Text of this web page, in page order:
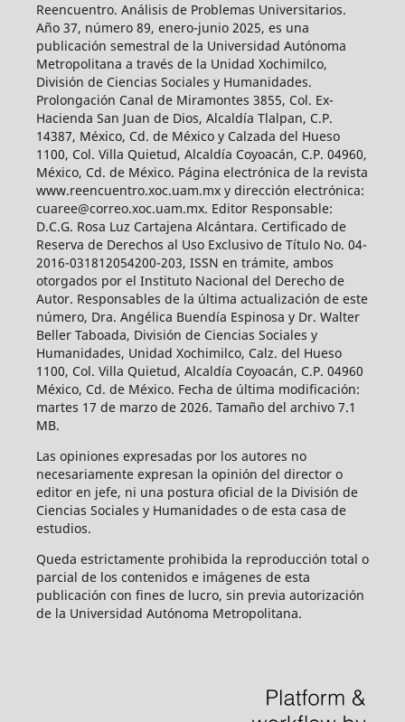
Reencuentro. Análisis de Problemas Universitarios.
Año 37, número 89, enero-junio 2025, es una
publicación semestral de la Universidad Autónoma
Metropolitana a través de la Unidad Xochimilco,
División de Ciencias Sociales y Humanidades.
Prolongación Canal de Miramontes 3855, Col. Ex-
Hacienda San Juan de Dios, Alcaldía Tlalpan, C.P.
14387, México, Cd. de México y Calzada del Hueso
1100, Col. Villa Quietud, Alcaldía Coyoacán, C.P. 04960,
México, Cd. de México. Página electrónica de la revista
www.reencuentro.xoc.uam.mx y dirección electrónica:
cuaree@correo.xoc.uam.mx. Editor Responsable:
D.C.G. Rosa Luz Cartajena Alcántara. Certificado de
Reserva de Derechos al Uso Exclusivo de Título No. 04-
2016-031812054200-203, ISSN en trámite, ambos
otorgados por el Instituto Nacional del Derecho de
Autor. Responsables de la última actualización de este
número, Dra. Angélica Buendía Espinosa y Dr. Walter
Beller Taboada, División de Ciencias Sociales y
Humanidades, Unidad Xochimilco, Calz. del Hueso
1100, Col. Villa Quietud, Alcaldía Coyoacán, C.P. 04960
México, Cd. de México. Fecha de última modificación:
martes 17 de marzo de 2026. Tamaño del archivo 7.1
MB.
Las opiniones expresadas por los autores no
necesariamente expresan la opinión del director o
editor en jefe, ni una postura oficial de la División de
Ciencias Sociales y Humanidades o de esta casa de
estudios.
Queda estrictamente prohibida la reproducción total o
parcial de los contenidos e imágenes de esta
publicación con fines de lucro, sin previa autorización
de la Universidad Autónoma Metropolitana.